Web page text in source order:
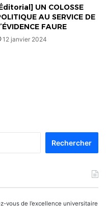
UN COLOSSE
AU SERVICE DE
FAURE
12 janvier 2024
vous de l’excellence universitaire